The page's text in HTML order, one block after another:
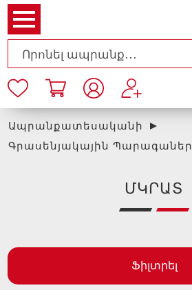
Ապրանքատեսականի
Գրասենյակային Պարագաներ
ՄԿՐԱՏ
Ֆիլտրել